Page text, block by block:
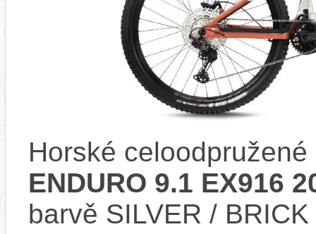
Horské
ENDURO 9.1 EX916
barvě SILVER /